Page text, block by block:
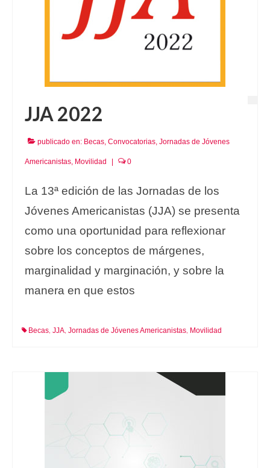
JJA 2022
publicado en: Becas, Convocatorias, Jornadas de Jóvenes
Americanistas, Movilidad 0
La 13ª edición de las Jornadas de los
Jóvenes Americanistas (JJA) se presenta
como una oportunidad para reflexionar
sobre los conceptos de márgenes,
marginalidad y marginación, y sobre la
manera en que estos
Becas, JJA, Jornadas de Jóvenes Americanistas, Movilidad